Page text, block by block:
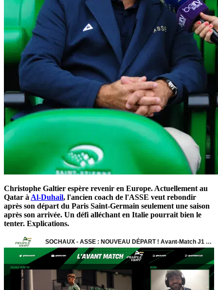
Christophe Galtier espère revenir en Europe. Actuellement au
Qatar à Al-Duhail, l'ancien coach de l'ASSE veut rebondir
après son départ du Paris Saint-Germain seulement une saison
après son arrivée. Un défi alléchant en Italie pourrait bien le
tenter. Explications.